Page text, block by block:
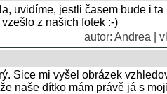
uvidíme, jestli časem bude i
z našich fotek :-)
autor: Andrea |
Sice mi vyšel obrázek
naše dítko mám právě já s